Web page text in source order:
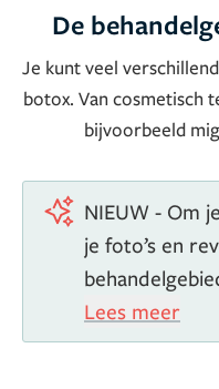
De
Je kunt veel
botox. Van cosmetisch
bijvoorbeeld
NIEUW - Om
je foto’s en
Lees meer